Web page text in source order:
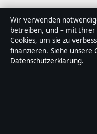
Über Tageslage in Kürze
Tageslage ist ein
Nachrichtenanbieter
Technik und
Wir verwenden
betreiben, und – mit Ihrer
Cookies, um sie zu
finanzieren. Siehe unsere
Datenschutzerklärung.